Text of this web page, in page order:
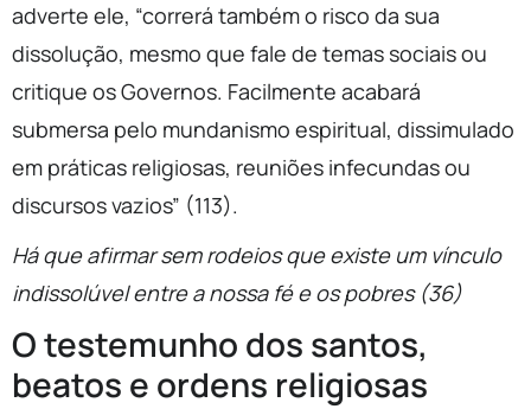
adverte ele, “correrá também o risco da sua
dissolução, mesmo que fale de temas sociais ou
critique os Governos. Facilmente acabará
submersa pelo mundanismo espiritual, dissimulado
em práticas religiosas, reuniões infecundas ou
discursos vazios” (113).
Há que afirmar sem rodeios que existe um vínculo
indissolúvel entre a nossa fé e os pobres (36)
O testemunho dos santos,
beatos e ordens religiosas